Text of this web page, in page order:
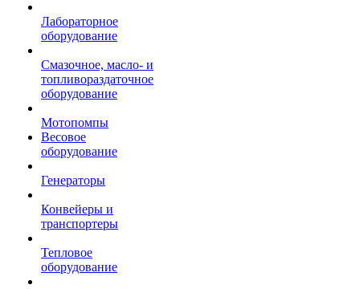
Лабораторное
оборудование
Смазочное, масло- и
топливораздаточное
оборудование
Мотопомпы
Весовое
оборудование
Генераторы
Конвейеры и
транспортеры
Тепловое
оборудование